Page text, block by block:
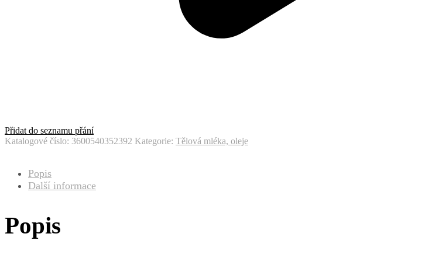
Přidat do seznamu přání
Katalogové číslo: 3600540352392 Kategorie: Tělová mléka, oleje
Popis
Další informace
Popis